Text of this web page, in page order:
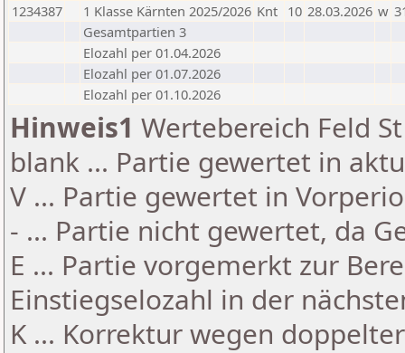
1234387
1 Klasse Kärnten 2025/2026 Knt 10 28.03.2026 w
Gesamtpartien 3
Elozahl per 01.04.2026
Elozahl per 01.07.2026
Elozahl per 01.10.2026
Hinweis1 Wertebereich Feld
blank ... Partie gewertet in
V ... Partie gewertet in
- ... Partie nicht gewertet, da
E ... Partie vorgemerkt zur
Einstiegselozahl in der
K ... Korrektur wegen